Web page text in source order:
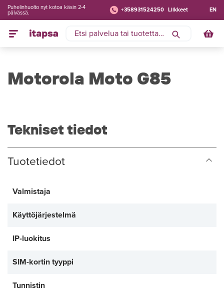
+358931524250 Liikkeet
Puhelinhuolto nyt kotoa käsin 2-4
päivässä.
EN
Motorola Moto G85
Tekniset tiedot
Tuotetiedot
Valmistaja
Käyttöjärjestelmä
IP-luokitus
SIM-kortin tyyppi
Tunnistin